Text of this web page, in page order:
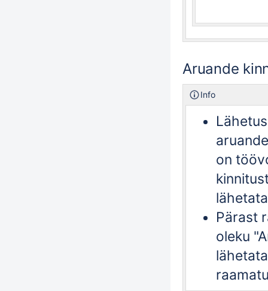
Aruande
Info
on
Pärast
oleku "